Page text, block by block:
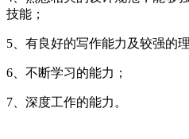
职位名称
工作地点
结构设计
工程中心